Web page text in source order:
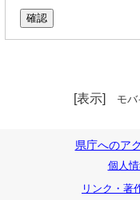
[表示] モ
県庁へのア
個人
リンク・著